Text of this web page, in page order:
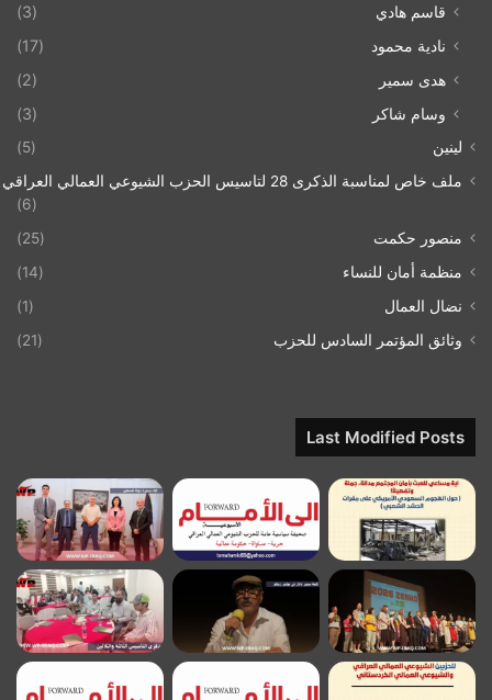
قاسم هادي
(3)
نادية محمود
(17)
هدى سمير
(2)
وسام شاكر
(3)
لينين
(5)
ملف خاص لمناسبة الذكرى 28 لتاسيس الحزب الشيوعي العمالي العراقي 1993/07/21
(6)
منصور حكمت
(25)
منظمة أمان للنساء
(14)
نضال العمال
(1)
وثائق المؤتمر السادس للحزب
(21)
Last Modified Posts